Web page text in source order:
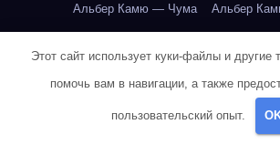
Альбер Камю — Чума Альбер
Альбер Камю — Чума Альбер
Альбер Камю — Чума Альбер
Этот сайт использует куки-файлы и другие
помочь вам в навигации, а также
пользовательский опыт.